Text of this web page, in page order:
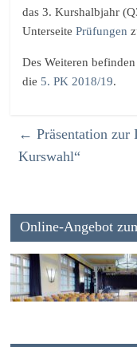
das 3. Kurshalbjahr
UnterseitePrüfungen
Des Weiteren
die 5. PK 2018/19.
← Präsentation zur
Kurswahl“
Online-Angebot